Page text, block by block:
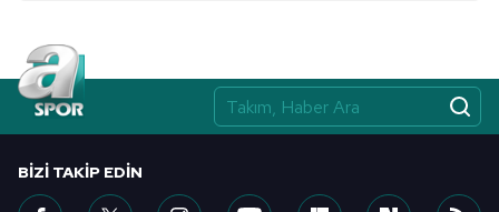
BIZI TAKIP EDIN